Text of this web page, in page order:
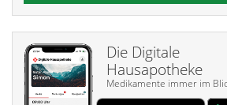
Die Digitale
Hausapotheke
Medikamente immer im